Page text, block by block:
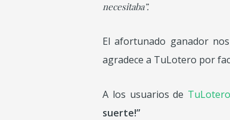
necesitaba”.
El afortunado ganador
agradece a TuLotero por
A los usuarios de TuLotero
suerte!”